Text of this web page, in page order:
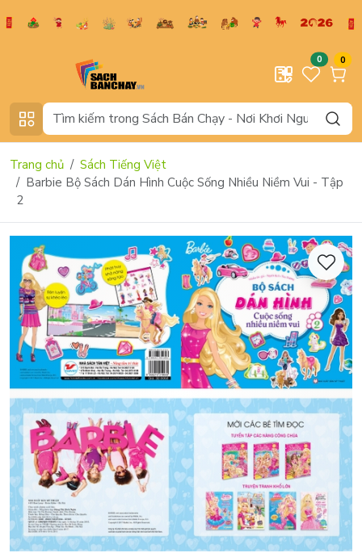
0 0
Trang chủ
Sách Tiếng Việt
Barbie Bộ Sách Dán Hình Cuộc Sống Nhiều Niềm Vui - Tập
2